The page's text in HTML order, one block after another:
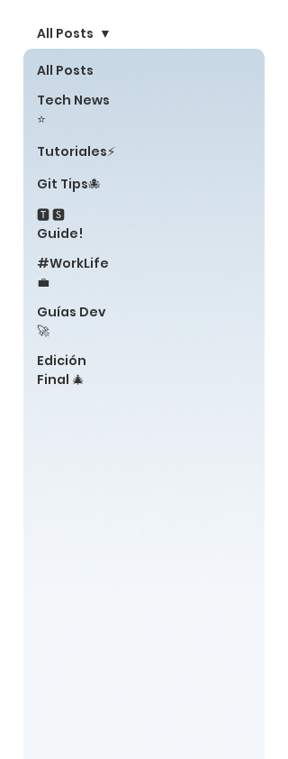
All Posts
Tech News
⭐
Tutoriales⚡
Git Tips🐙
🆃 🆂
Guide!
#WorkLife
💼
Guías Dev
🚀
Edición
Final 🎄
All Posts